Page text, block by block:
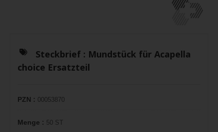
Steckbrief : Mundstück für Acapella
choice Ersatzteil
PZN : 00053870
Menge : 50 ST